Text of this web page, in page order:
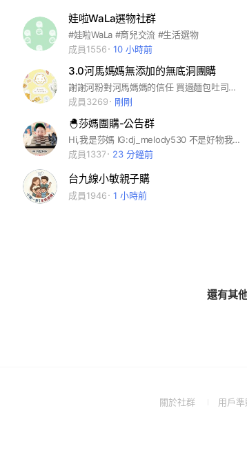
娃啦WaLa選物社群
#娃啦WaLa #育兒交流 #生活選物
成員1556
10 小時前
3.0河馬媽媽無添加的無底洞團購
謝謝河粉對河馬媽媽的信任 買過麵包吐司或開團商品歡迎加入 加入後荷包會一直破洞 請謹慎考慮🤣🤣 / 裡頭討論團購好物跟育兒經驗分享 偶爾有多的麵包吐司會釋出 / 請輸入「商品品項」+「訂單編號」 兩個都要才可以‼️‼️‼️‼️‼️ 輸入別的小幫手不會審核通過 社群姓名別忘了前面增加地區 例如：台北河馬媽媽 等候小幫手審核，謝謝❤️
成員3269
剛剛
🐣莎媽團購-公告群
Hi,我是莎媽 IG:dj_melody530 不是好物我不推｜用心嚴選在把關 ❶此群為公告群，僅供公告開團資訊使用 ❷ 2/5已創立《Vip回饋交流群》想要參與回饋交流的媽咪趕緊加入隔壁的Vip群吧😆 ❸ 社群嚴禁個人廣告、販售行為 ❹ 社群採互助模式，小幫手及莎媽皆有工作隨時離線中😅 #莎媽好物推薦 #團購 #母嬰用品
成員1337
23 分鐘前
台九線小敏親子購
成員1946 1 小時前
還有其
關於社群
(Open用戶準